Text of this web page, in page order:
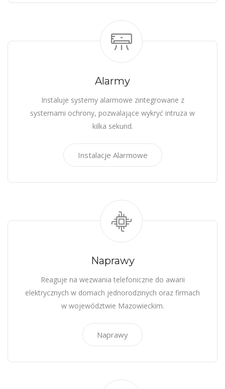
Alarmy
Instaluje systemy alarmowe zintegrowane z
systemami ochrony, pozwalające wykryć intruza w
kilka sekund.
Instalacje Alarmowe
Naprawy
Reaguje na wezwania telefoniczne do awarii
elektrycznych w domach jednorodzinych oraz firmach
w województwie Mazowieckim.
Naprawy